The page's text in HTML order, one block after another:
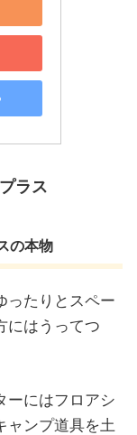
ラス
の本物
ったりとスペー
にはうってつ
ーにはフロアシ
ャンプ道具を土